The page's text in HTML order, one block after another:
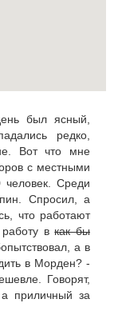
был ясный,
редко,
Вот что мне
с местными
человек. Среди
Спросил, а
что работают
работу вкак бы
а в
в Морден? -
Говорят,
приличный за